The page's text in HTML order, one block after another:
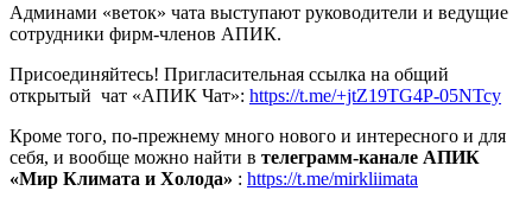
Админами «веток» чата выступают руководители и ведущие
сотрудники фирм-членов АПИК.
Присоединяйтесь! Пригласительная ссылка на общий
открытый чат «АПИК Чат»: https://t.me/+jtZ19TG4P-05NTcy
Кроме того, по-прежнему много нового и интересного и для
себя, и вообще можно найти в телеграмм-канале АПИК
«Мир Климата и Холода» : https://t.me/mirkliimata